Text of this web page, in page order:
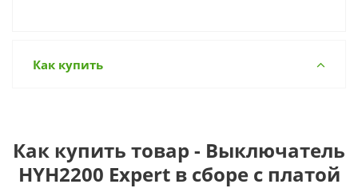
Как купить
Как купить товар - Выключатель
HYH2200 Expert в сборе с платой